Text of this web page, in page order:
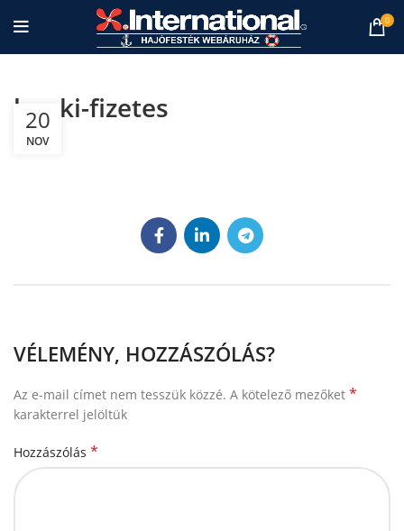
0
banki-fizetes
20
NOV
VÉLEMÉNY, HOZZÁSZÓLÁS?
Az e-mail címet nem tesszük közzé. A kötelező mezőket *
karakterrel jelöltük
Hozzászólás *